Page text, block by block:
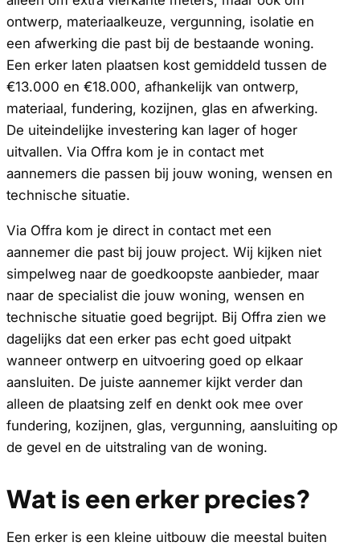
ontwerp, materiaalkeuze, vergunning, isolatie en
een afwerking die past bij de bestaande woning.
Een erker laten plaatsen kost gemiddeld tussen de
€13.000 en €18.000, afhankelijk van ontwerp,
materiaal, fundering, kozijnen, glas en afwerking.
De uiteindelijke investering kan lager of hoger
uitvallen. Via Offra kom je in contact met
aannemers die passen bij jouw woning, wensen en
technische situatie.
Via Offra kom je direct in contact met een
aannemer die past bij jouw project. Wij kijken niet
simpelweg naar de goedkoopste aanbieder, maar
naar de specialist die jouw woning, wensen en
technische situatie goed begrijpt. Bij Offra zien we
dagelijks dat een erker pas echt goed uitpakt
wanneer ontwerp en uitvoering goed op elkaar
aansluiten. De juiste aannemer kijkt verder dan
alleen de plaatsing zelf en denkt ook mee over
fundering, kozijnen, glas, vergunning, aansluiting op
de gevel en de uitstraling van de woning.
Wat is een erker precies?
Een erker is een kleine uitbouw die meestal buiten